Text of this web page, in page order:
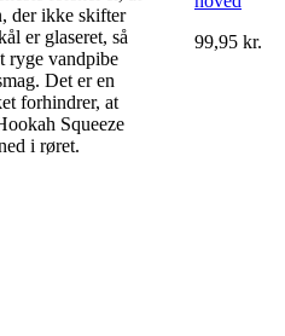
der ikke skifter
er glaseret, så
ryge vandpibe
Det er en
forhindrer, at
Squeeze
i røret.
99,95 kr.